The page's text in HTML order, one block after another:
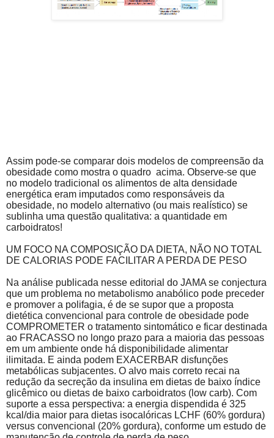
Assim pode-se comparar dois modelos de compreensão da
obesidade como mostra o quadro acima. Observe-se que
no modelo tradicional os alimentos de alta densidade
energética eram imputados como responsáveis da
obesidade, no modelo alternativo (ou mais realístico) se
sublinha uma questão qualitativa: a quantidade em
carboidratos!
UM FOCO NA COMPOSIÇÃO DA DIETA, NÃO NO TOTAL
DE CALORIAS PODE FACILITAR A PERDA DE PESO
Na análise publicada nesse editorial do JAMA se conjectura
que um problema no metabolismo anabólico pode preceder
e promover a polifagia, é de se supor que a proposta
dietética convencional para controle de obesidade pode
COMPROMETER o tratamento sintomático e ficar destinada
ao FRACASSO no longo prazo para a maioria das pessoas
em um ambiente onde há disponibilidade alimentar
ilimitada. E ainda podem EXACERBAR disfunções
metabólicas subjacentes. O alvo mais correto recai na
redução da secreção da insulina em dietas de baixo índice
glicêmico ou dietas de baixo carboidratos (low carb). Com
suporte a essa perspectiva: a energia dispendida é 325
kcal/dia maior para dietas isocalóricas LCHF (60% gordura)
versus convencional (20% gordura), conforme um estudo de